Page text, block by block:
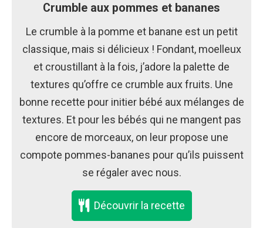
Crumble aux pommes et bananes
Le crumble à la pomme et banane est un petit
classique, mais si délicieux ! Fondant, moelleux
et croustillant à la fois, j’adore la palette de
textures qu’offre ce crumble aux fruits. Une
bonne recette pour initier bébé aux mélanges de
textures. Et pour les bébés qui ne mangent pas
encore de morceaux, on leur propose une
compote pommes-bananes pour qu’ils puissent
se régaler avec nous.
Découvrir la recette